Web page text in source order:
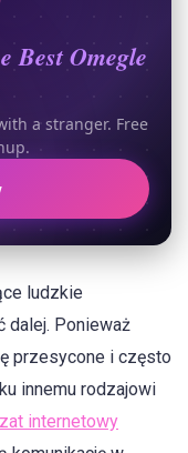
Best Omegle
a stranger. Free
ludzkie
dalej. Ponieważ
przesycone i często
innemu rodzajowi
internetowy